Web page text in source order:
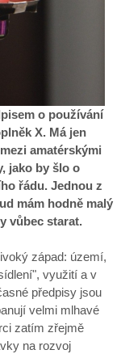
o používání
X. Má jen
amatérskými
jako by šlo o
řádu. Jednou z
mám hodně malý
vůbec starat.
západ: území,
využití a v
předpisy jsou
velmi mlhavé
zatím zřejmě
na rozvoj